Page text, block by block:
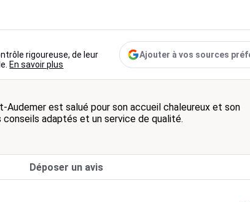
rigoureuse, de leur
En savoir plus
Ajouter à vos sources
Audemer est salué pour son accueil chaleureux et son
adaptés et un service de qualité.
Déposer un avis